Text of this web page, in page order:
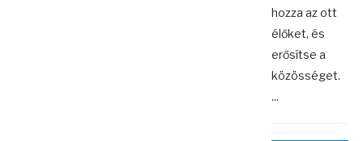
hozza az ott
élőket, és
erősítse a
közösséget.
...